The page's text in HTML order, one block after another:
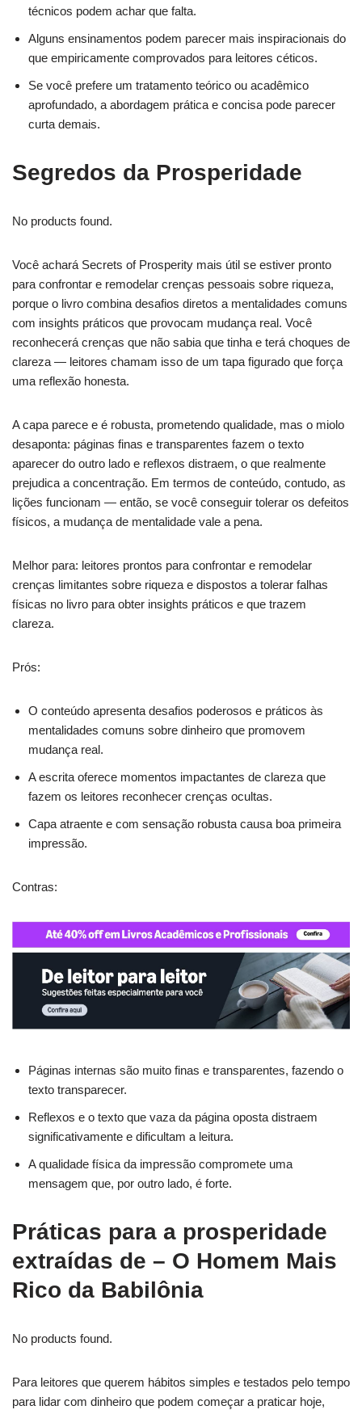
técnicos podem achar que falta.
Alguns ensinamentos podem parecer mais inspiracionais do
que empiricamente comprovados para leitores céticos.
Se você prefere um tratamento teórico ou acadêmico
aprofundado, a abordagem prática e concisa pode parecer
curta demais.
Segredos da Prosperidade
No products found.
Você achará Secrets of Prosperity mais útil se estiver pronto
para confrontar e remodelar crenças pessoais sobre riqueza,
porque o livro combina desafios diretos a mentalidades comuns
com insights práticos que provocam mudança real. Você
reconhecerá crenças que não sabia que tinha e terá choques de
clareza — leitores chamam isso de um tapa figurado que força
uma reflexão honesta.
A capa parece e é robusta, prometendo qualidade, mas o miolo
desaponta: páginas finas e transparentes fazem o texto
aparecer do outro lado e reflexos distraem, o que realmente
prejudica a concentração. Em termos de conteúdo, contudo, as
lições funcionam — então, se você conseguir tolerar os defeitos
físicos, a mudança de mentalidade vale a pena.
Melhor para: leitores prontos para confrontar e remodelar
crenças limitantes sobre riqueza e dispostos a tolerar falhas
físicas no livro para obter insights práticos e que trazem
clareza.
Prós:
O conteúdo apresenta desafios poderosos e práticos às
mentalidades comuns sobre dinheiro que promovem
mudança real.
A escrita oferece momentos impactantes de clareza que
fazem os leitores reconhecer crenças ocultas.
Capa atraente e com sensação robusta causa boa primeira
impressão.
Contras:
Páginas internas são muito finas e transparentes, fazendo o
texto transparecer.
Reflexos e o texto que vaza da página oposta distraem
significativamente e dificultam a leitura.
A qualidade física da impressão compromete uma
mensagem que, por outro lado, é forte.
Práticas para a prosperidade
extraídas de – O Homem Mais
Rico da Babilônia
No products found.
Para leitores que querem hábitos simples e testados pelo tempo
para lidar com dinheiro que podem começar a praticar hoje,